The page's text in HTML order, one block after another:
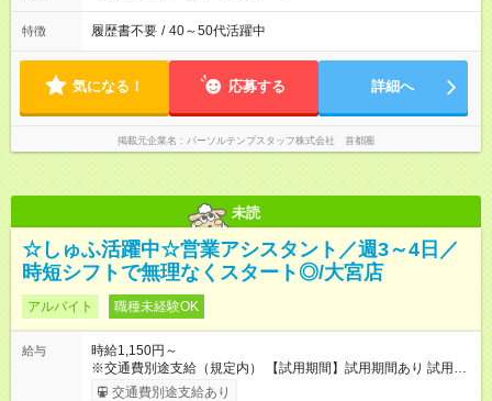
特徴 履歴書不要 / 40～50代活躍中
気になる！ 応募する 詳細へ
掲載元企業名 パーソルテンプスタッフ株式会社 首都圏
未読
☆しゅふ活躍中☆営業アシスタント／週3～4日／
時短シフトで無理なくスタート◎/大宮店
アルバイト 職種未経験OK
給与
時給1,150円～
※交通費別途支給（規定内） 【試用期間】試用期間あり 試用期
間の長さ：2ヶ月 雇用形態、給与は本採用時と同じです。
交通費別途支給あり